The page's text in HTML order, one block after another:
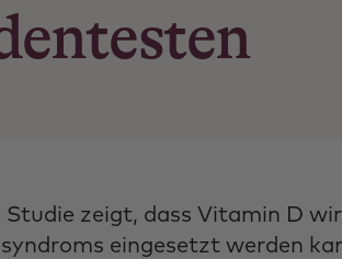
Studie zeigt, dass Vitamin D
eingesetzt werden